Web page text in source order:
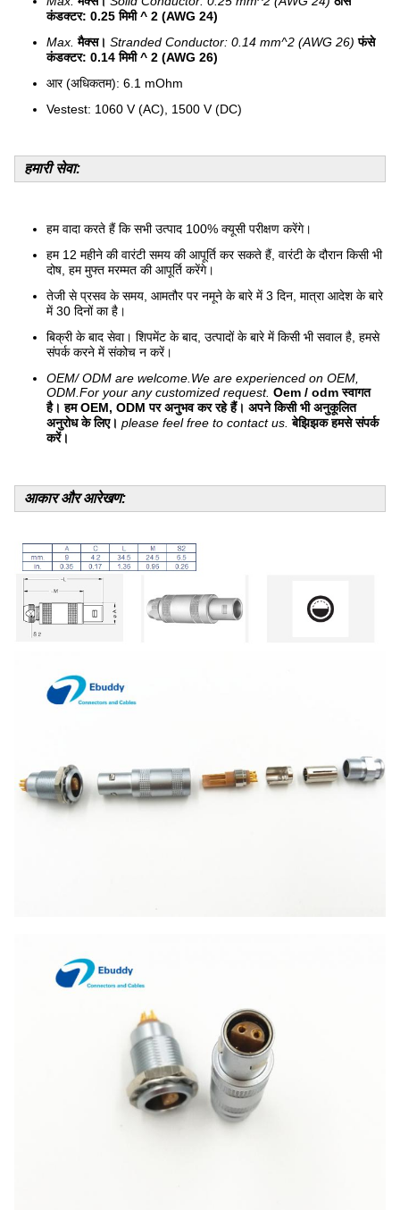
कंडक्टर: 0.25 मिमी ^ 2 (AWG 24)
Max. मैक्स। Stranded Conductor: 0.14 mm^2 (AWG 26) फंसे
कंडक्टर: 0.14 मिमी ^ 2 (AWG 26)
आर (अधिकतम): 6.1 mOhm
Vestest: 1060 V (AC), 1500 V (DC)
हमारी सेवा:
हम वादा करते हैं कि सभी उत्पाद 100% क्यूसी परीक्षण करेंगे।
हम 12 महीने की वारंटी समय की आपूर्ति कर सकते हैं, वारंटी के दौरान किसी भी
दोष, हम मुफ्त मरम्मत की आपूर्ति करेंगे।
तेजी से प्रसव के समय, आमतौर पर नमूने के बारे में 3 दिन, मात्रा आदेश के बारे
में 30 दिनों का है।
बिक्री के बाद सेवा। शिपमेंट के बाद, उत्पादों के बारे में किसी भी सवाल है, हमसे
संपर्क करने में संकोच न करें।
OEM/ ODM are welcome.We are experienced on OEM,
ODM.For your any customized request. Oem / odm स्वागत
है। हम OEM, ODM पर अनुभव कर रहे हैं। अपने किसी भी अनुकूलित
अनुरोध के लिए। please feel free to contact us. बेझिझक हमसे संपर्क
करें।
आकार और आरेखण: